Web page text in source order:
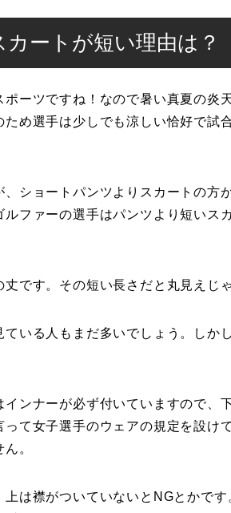
ートが短い理由は？
ーツですね！なので暑い真夏の炎
め選手は少しでも涼しい恰好で試
ショートパンツよりスカートの方
ファーの選手はパンツより短いス
です。その短い長さだと丸見えじ
いる人もまだ多いでしょう。しか
ンナーが必ず付いていますので、
て女子選手のウェアの規定を設け
。
は襟がついていないとNGとかで